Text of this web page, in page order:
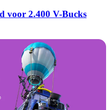
voor 2.400 V-Bucks